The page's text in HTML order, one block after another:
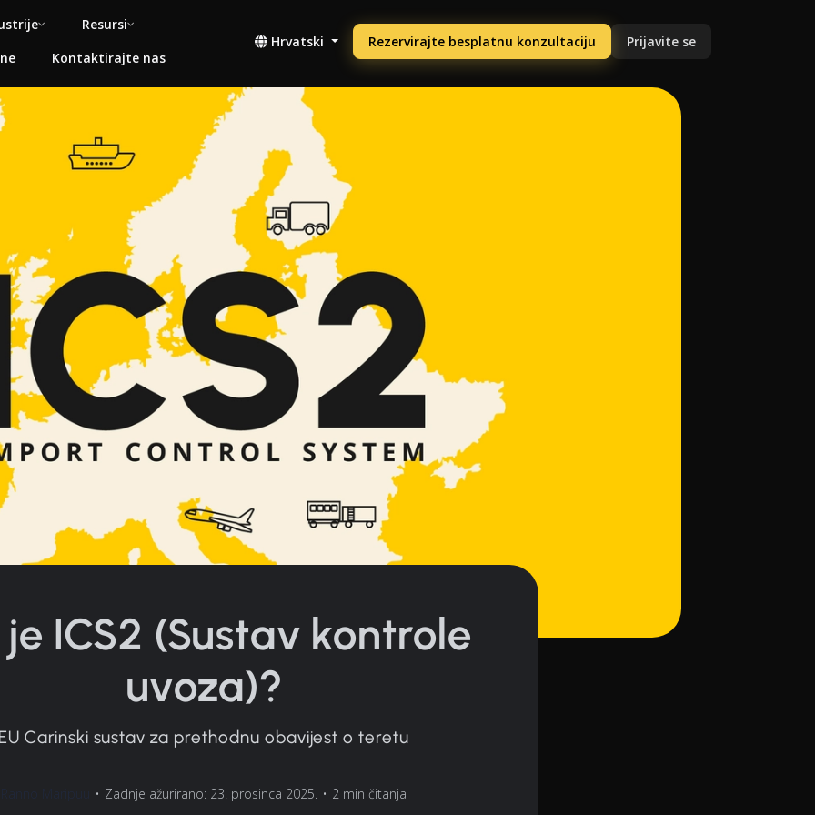
Resursi
Kontaktirajte nas
Hrvatski Rezervirajte besplatnu konzultaciju Prijavite se
ICS2 (Sustav kontrole
uvoza)?
Carinski sustav za prethodnu obavijest o teretu
• Zadnje ažurirano: 23. prosinca 2025. • 2 min čitanja